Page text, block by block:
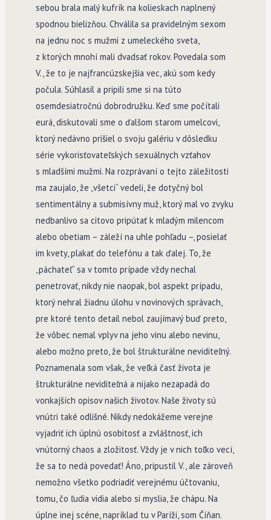
sebou brala malý kufrík na kolieskach naplnený
spodnou bielizňou. Chválila sa pravidelným sexom
na jednu noc s mužmi z umeleckého sveta,
z ktorých mnohí mali dvadsať rokov. Povedala som
V., že to je najfrancúzskejšia vec, akú som kedy
počula. Súhlasil a pripili sme si na túto
osemdesiatročnú dobrodružku. Keď sme počítali
eurá, diskutovali sme o ďalšom starom umelcovi,
ktorý nedávno prišiel o svoju galériu v dôsledku
série vykorisťovateľských sexuálnych vzťahov
s mladšími mužmi. Na rozprávaní o tejto záležitosti
ma zaujalo, že „všetci“ vedeli, že dotyčný bol
sentimentálny a submisívny muž, ktorý mal vo zvyku
nedbanlivo sa citovo pripútať k mladým milencom
alebo obetiam – záleží na uhle pohľadu –, posielať
im kvety, plakať do telefónu a tak ďalej. To, že
„páchateľ“ sa v tomto prípade vždy nechal
penetrovať, nikdy nie naopak, bol aspekt prípadu,
ktorý nehral žiadnu úlohu v novinových správach,
pre ktoré tento detail nebol zaujímavý buď preto,
že vôbec nemal vplyv na jeho vinu alebo nevinu,
alebo možno preto, že bol štrukturálne neviditeľný.
Poznamenala som však, že veľká časť života je
štrukturálne neviditeľná a nijako nezapadá do
vonkajších opisov našich životov. Naše životy sú
vnútri také odlišné. Nikdy nedokážeme verejne
vyjadriť ich úplnú osobitosť a zvláštnosť, ich
vnútorný chaos a zložitosť. Vždy je v nich toľko vecí,
že sa to nedá povedať! Áno, pripustil V., ale zároveň
nemožno všetko podriadiť verejnému účtovaniu,
tomu, čo ľudia vidia alebo si myslia, že chápu. Na
úplne inej scéne, napríklad tu v Paríži, som Číňan.